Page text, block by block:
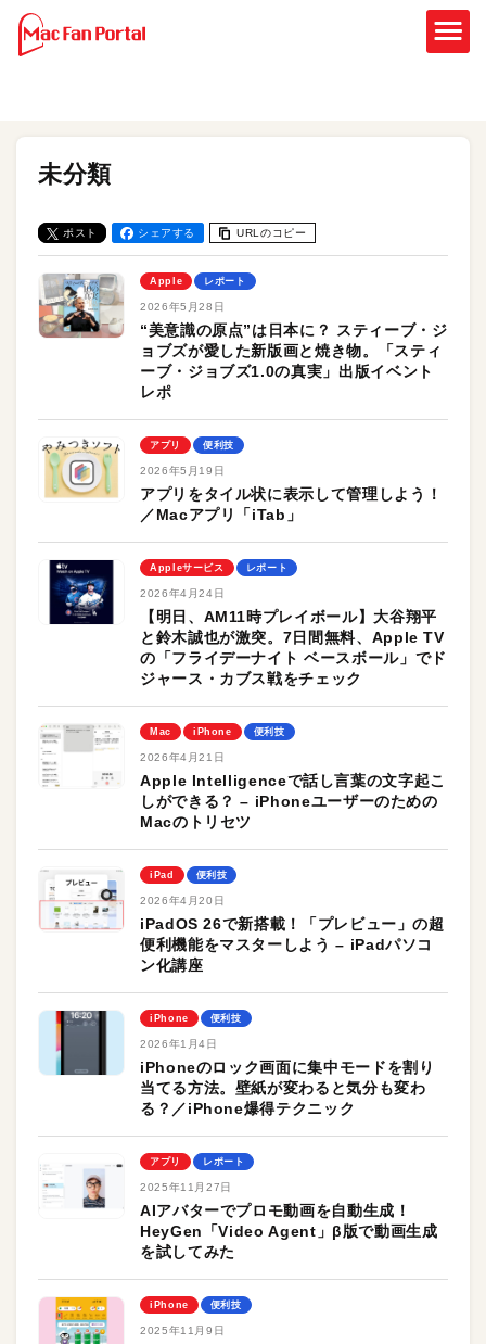
未分類
ポスト シェアする URLのコピー
Apple レポート
2026年5月28日
“美意識の原点”は日本に？ スティーブ・ジ
ョブズが愛した新版画と焼き物。「スティ
ーブ・ジョブズ1.0の真実」出版イベント
レポ
アプリ 便利技
2026年5月19日
アプリをタイル状に表示して管理しよう！
／Macアプリ「iTab」
Appleサービス レポート
2026年4月24日
【明日、AM11時プレイボール】大谷翔平
と鈴木誠也が激突。7日間無料、Apple TV
の「フライデーナイト ベースボール」でド
ジャース・カブス戦をチェック
Mac iPhone 便利技
2026年4月21日
Apple Intelligenceで話し言葉の文字起こ
しができる？ – iPhoneユーザーのための
Macのトリセツ
iPad 便利技
2026年4月20日
iPadOS 26で新搭載！「プレビュー」の超
便利機能をマスターしよう – iPadパソコ
ン化講座
iPhone 便利技
2026年1月4日
iPhoneのロック画面に集中モードを割り
当てる方法。壁紙が変わると気分も変わ
る？／iPhone爆得テクニック
アプリ レポート
2025年11月27日
AIアバターでプロモ動画を自動生成！
HeyGen「Video Agent」β版で動画生成
を試してみた
iPhone 便利技
2025年11月9日